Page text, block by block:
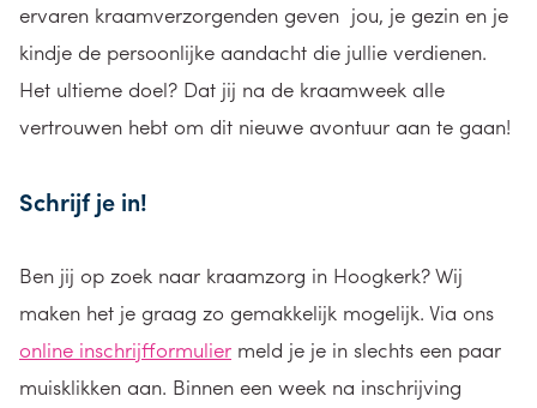
ervaren kraamverzorgenden geven jou, je gezin en je
kindje de persoonlijke aandacht die jullie verdienen.
Het ultieme doel? Dat jij na de kraamweek alle
vertrouwen hebt om dit nieuwe avontuur aan te gaan!
Schrijf je in!
Ben jij op zoek naar kraamzorg in Hoogkerk? Wij
maken het je graag zo gemakkelijk mogelijk. Via ons
online inschrijfformulier meld je je in slechts een paar
muisklikken aan. Binnen een week na inschrijving